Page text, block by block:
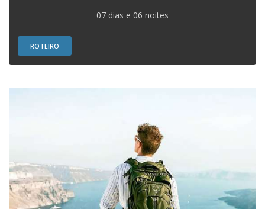
07 dias e 06 noites
ROTEIRO